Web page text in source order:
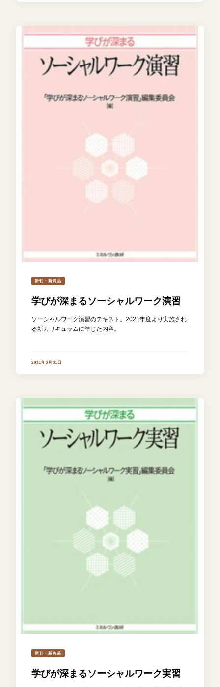
新刊・新商品
学びが深まるソーシャルワーク演習
ソーシャルワーク演習のテキスト。2021年度より実施され
る新カリキュラムに準じた内容。
2021年3月31日
新刊・新商品
学びが深まるソーシャルワーク実習